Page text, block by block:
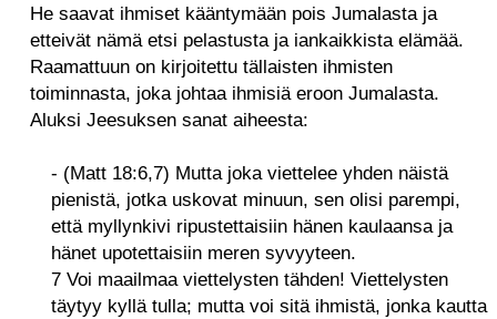
He saavat ihmiset kääntymään pois Jumalasta ja
etteivät nämä etsi pelastusta ja iankaikkista elämää.
Raamattuun on kirjoitettu tällaisten ihmisten
toiminnasta, joka johtaa ihmisiä eroon Jumalasta.
Aluksi Jeesuksen sanat aiheesta:
- (Matt 18:6,7) Mutta joka viettelee yhden näistä
pienistä, jotka uskovat minuun, sen olisi parempi,
että myllynkivi ripustettaisiin hänen kaulaansa ja
hänet upotettaisiin meren syvyyteen.
7 Voi maailmaa viettelysten tähden! Viettelysten
täytyy kyllä tulla; mutta voi sitä ihmistä, jonka kautta